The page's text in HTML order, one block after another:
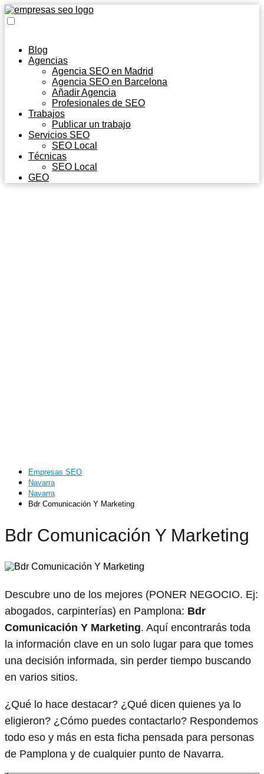
Blog
Agencias
Agencia SEO en Madrid
Agencia SEO en Barcelona
Añadir Agencia
Profesionales de SEO
Trabajos
Publicar un trabajo
Servicios SEO
SEO Local
Técnicas
SEO Local
GEO
Empresas SEO
Navarra
Navarra
Bdr Comunicación Y Marketing
Bdr Comunicación Y Marketing
Descubre uno de los mejores (PONER NEGOCIO. Ej:
abogados, carpinterías) en Pamplona: Bdr
Comunicación Y Marketing. Aquí encontrarás toda
la información clave en un solo lugar para que tomes
una decisión informada, sin perder tiempo buscando
en varios sitios.
¿Qué lo hace destacar? ¿Qué dicen quienes ya lo
eligieron? ¿Cómo puedes contactarlo? Respondemos
todo eso y más en esta ficha pensada para personas
de Pamplona y de cualquier punto de Navarra.